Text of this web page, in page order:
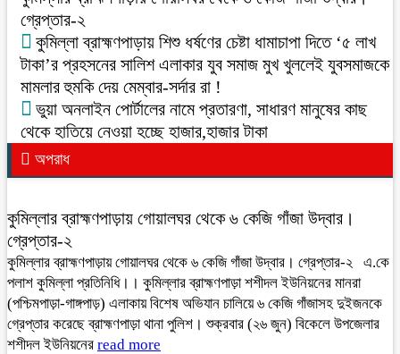
গ্রেপ্তার-২
কুমিল্লা ব্রাহ্মণপাড়ায় শিশু ধর্ষণের চেষ্টা ধামাচাপা দিতে ‘৫ লাখ
টাকা’র প্রহসনের সালিশ এলাকার যুব সমাজ মুখ খুললেই যুবসমাজকে
মামলার হুমকি দেয় মেম্বার-সর্দার রা !
ভুয়া অনলাইন পোর্টালের নামে প্রতারণা, সাধারণ মানুষের কাছ
থেকে হাতিয়ে নেওয়া হচ্ছে হাজার,হাজার টাকা
অপরাধ
কুমিল্লার ব্রাহ্মণপাড়ায় গোয়ালঘর থেকে ৬ কেজি গাঁজা উদ্বার।
গ্রেপ্তার-২
কুমিল্লার ব্রাহ্মণপাড়ায় গোয়ালঘর থেকে ৬ কেজি গাঁজা উদ্বার। গ্রেপ্তার-২ এ.কে
পলাশ কুমিল্লা প্রতিনিধি।। কুমিল্লার ব্রাহ্মণপাড়া শশীদল ইউনিয়নের মানরা
(পশ্চিমপাড়া-গাঙ্গপাড়) এলাকায় বিশেষ অভিযান চালিয়ে ৬ কেজি গাঁজাসহ দুইজনকে
গ্রেপ্তার করেছে ব্রাহ্মণপাড়া থানা পুলিশ। শুক্রবার (২৬ জুন) বিকেলে উপজেলার
শশীদল ইউনিয়নের read more